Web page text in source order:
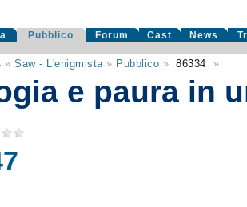
Pubblico Forum Cast News
»Saw - L'enigmista» Pubblico » 86334 »
e paura in